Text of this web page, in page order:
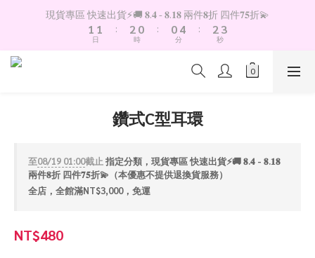
現貨專區 快速出貨⚡️🚚 𝟖.𝟒 - 𝟖.𝟏𝟖 兩件𝟖折 四件𝟕𝟓折💫
2
1
0
2
1
0
日
:
3
2
1
1
0
時
:
1
0
5
4
3
分
:
3
2
1
4
3
2
0
秒
鑽式C型耳環
至08/19 01:00截止 指定分類，現貨專區 快速出貨⚡️🚚 𝟖.𝟒 - 𝟖.𝟏𝟖
兩件𝟖折 四件𝟕𝟓折💫（本優惠不提供退換貨服務）
全店，全館滿NT$3,000，免運
NT$480